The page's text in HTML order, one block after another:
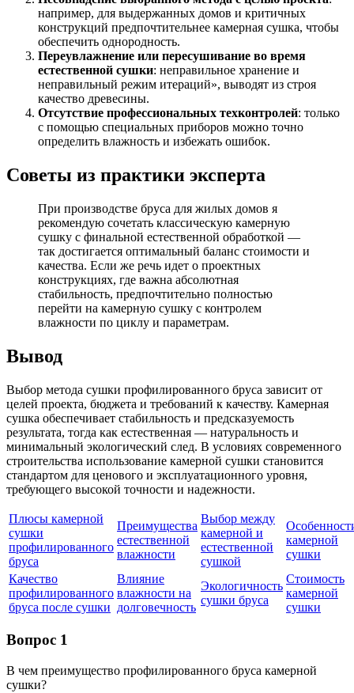
например, для выдержанных домов и критичных
конструкций предпочтительнее камерная сушка, чтобы
обеспечить однородность.
Переувлажнение или пересушивание во время
естественной сушки: неправильное хранение и
неправильный режим итераций», выводят из строя
качество древесины.
Отсутствие профессиональных техконтролей: только
с помощью специальных приборов можно точно
определить влажность и избежать ошибок.
Советы из практики эксперта
При производстве бруса для жилых домов я
рекомендую сочетать классическую камерную
сушку с финальной естественной обработкой —
так достигается оптимальный баланс стоимости и
качества. Если же речь идет о проектных
конструкциях, где важна абсолютная
стабильность, предпочтительно полностью
перейти на камерную сушку с контролем
влажности по циклу и параметрам.
Вывод
Выбор метода сушки профилированного бруса зависит от
целей проекта, бюджета и требований к качеству. Камерная
сушка обеспечивает стабильность и предсказуемость
результата, тогда как естественная — натуральность и
минимальный экологический след. В условиях современного
строительства использование камерной сушки становится
стандартом для ценового и эксплуатационного уровня,
требующего высокой точности и надежности.
Плюсы камерной
сушки
профилированного
бруса
Преимущества
естественной
влажности
Выбор между
камерной и
естественной
сушкой
камерной
сушки
Качество
профилированного
бруса после сушки
Влияние
влажности на
долговечность
Экологичность
сушки бруса
Стоимость
камерной
сушки
Вопрос 1
В чем преимущество профилированного бруса камерной
сушки?